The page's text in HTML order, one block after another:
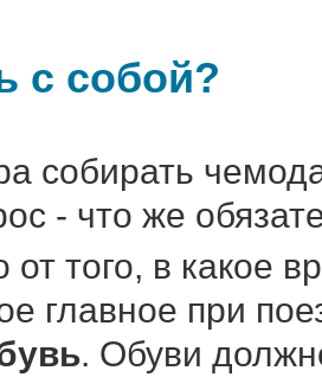
с собой?
собирать
- что же
того, в какое
главное при
. Обуви